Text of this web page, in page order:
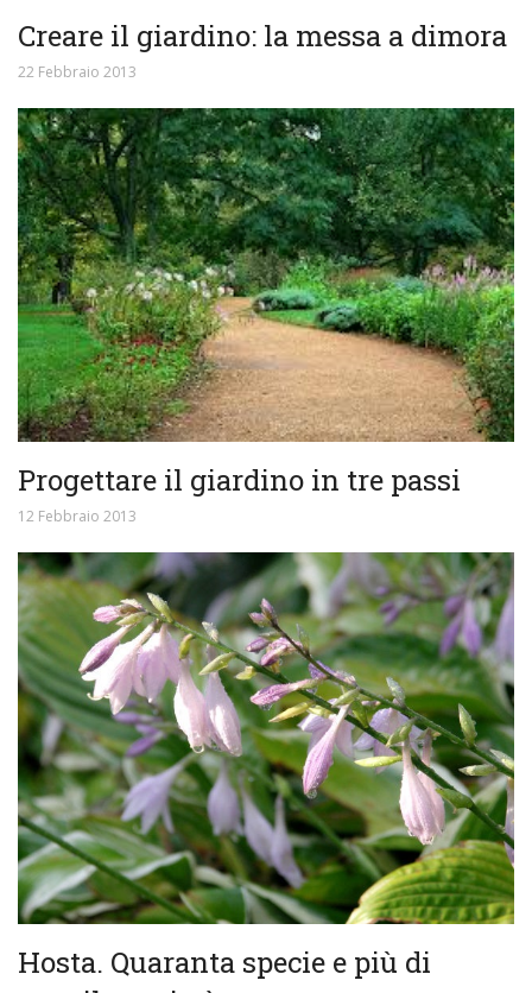
Creare il giardino: la messa a dimora
22 Febbraio 2013
Progettare il giardino in tre passi
12 Febbraio 2013
Hosta. Quaranta specie e più di